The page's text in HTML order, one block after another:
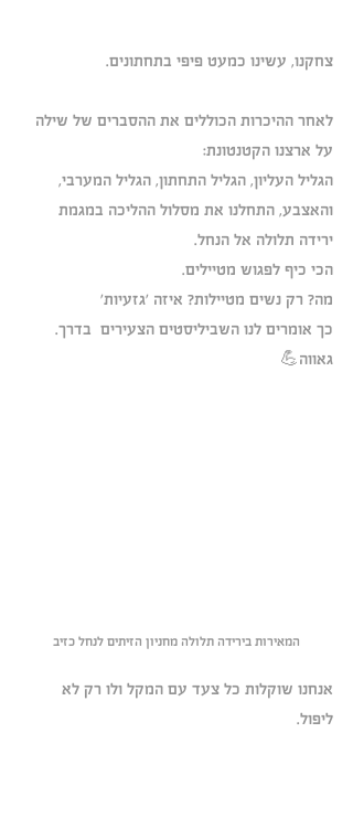
צחקנו, עשינו כמעט פיפי בתחתונים.
לאחר ההיכרות הכוללים את ההסברים של שילה
על ארצנו הקטנטונת:
הגליל העליון, הגליל התחתון, הגליל המערבי,
והאצבע, התחלנו את מסלול ההליכה במגמת
ירידה תלולה אל הנחל.
הכי כיף לפגוש מטיילים.
מה? רק נשים מטיילות? איזה 'גזעיות'
כך אומרים לנו השביליסטים הצעירים  בדרך.
גאווה💪
המאירות בירידה תלולה מחניון הזיתים לנחל כזיב
אנחנו שוקלות כל צעד עם המקל ולו רק לא
ליפול.